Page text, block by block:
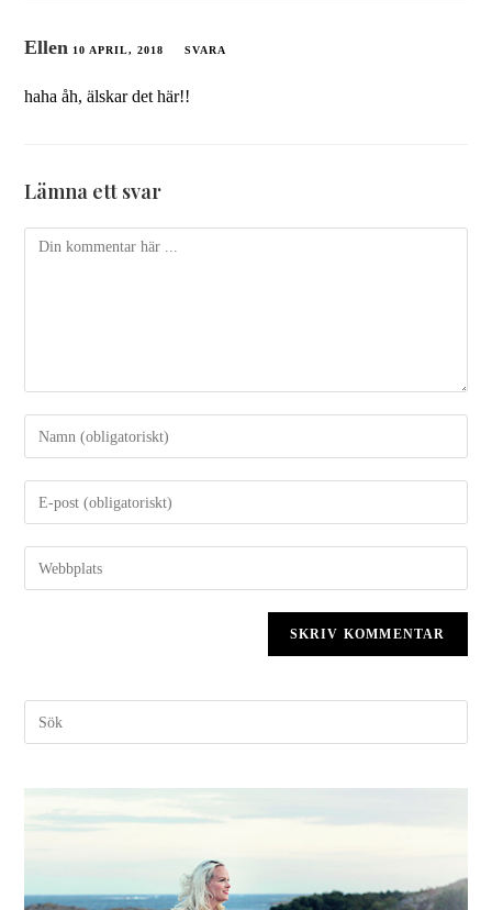
Ellen 10 APRIL, 2018 SVARA
haha åh, älskar det här!!
Lämna ett svar